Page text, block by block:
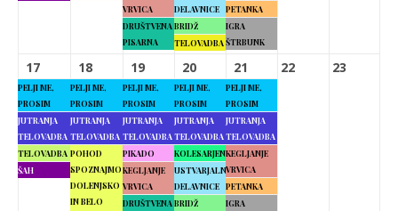
VRVICA
DRUŠTVENA
PISARNA
DELAVNICE
BRIDŽ
TELOVADBA
PETANKA
IGRA
ŠTRBUNK
17
PELJI ME,
PROSIM
JUTRANJA
TELOVADBA
TELOVADBA
ŠAH
18
PELJI ME,
PROSIM
JUTRANJA
TELOVADBA
POHOD
SPOZNAJMO
DOLENJSKO
IN BELO
19
PELJI ME,
PROSIM
JUTRANJA
TELOVADBA
PIKADO
KEGLJANJE
VRVICA
DRUŠTVENA
20
PELJI ME,
PROSIM
JUTRANJA
TELOVADBA
KOLESARJENJE
USTVARJALNE
DELAVNICE
BRIDŽ
21
PELJI ME,
PROSIM
JUTRANJA
TELOVADBA
KEGLJANJE
VRVICA
PETANKA
IGRA
22 23